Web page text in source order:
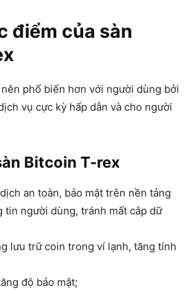
điểm của sàn
phổ biến hơn với người dùng bởi
vụ cực kỳ hấp dẫn và cho người
Bitcoin T-rex
an toàn, bảo mật trên nền tảng
tin người dùng, tránh mất cắp dữ
lưu trữ coin trong ví lạnh, tăng tính
độ bảo mật;